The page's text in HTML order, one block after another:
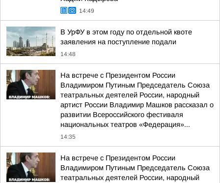
14:49
В УрФУ в этом году по отдельной квоте
заявления на поступление подали
14:48
На встрече с Президентом России
Владимиром Путиным Председатель Союза
театральных деятелей России, народный
артист России Владимир Машков рассказал о
развитии Всероссийского фестиваля
национальных театров «Федерация»...
14:35
На встрече с Президентом России
Владимиром Путиным Председатель Союза
театральных деятелей России, народный